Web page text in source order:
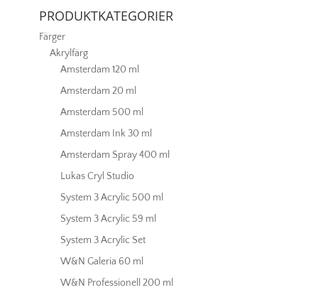
PRODUKTKATEGORIER
Färger
Akrylfärg
Amsterdam 120 ml
Amsterdam 20 ml
Amsterdam 500 ml
Amsterdam Ink 30 ml
Amsterdam Spray 400 ml
Lukas Cryl Studio
System 3 Acrylic 500 ml
System 3 Acrylic 59 ml
System 3 Acrylic Set
W&N Galeria 60 ml
W&N Professionell 200 ml